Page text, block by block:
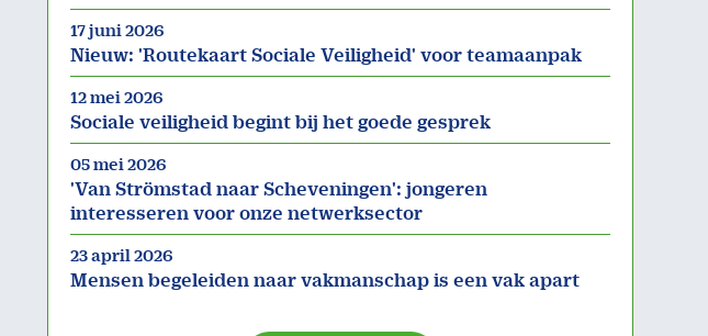
17 juni 2026
Nieuw: 'Routekaart Sociale Veiligheid' voor teamaanpak
12 mei 2026
Sociale veiligheid begint bij het goede gesprek
05 mei 2026
'Van Strömstad naar Scheveningen': jongeren
interesseren voor onze netwerksector
23 april 2026
Mensen begeleiden naar vakmanschap is een vak apart